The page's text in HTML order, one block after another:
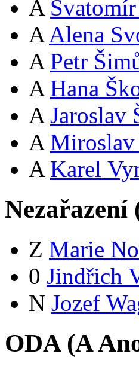
A
A Alena
A Petr
A Hana
A Jaroslav
A Miroslav
A Karel
Nezařazení
Z Marie
0 Jindřich
N Jozef
ODA (A